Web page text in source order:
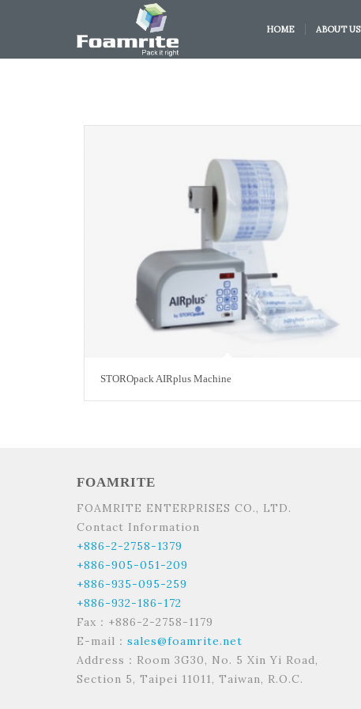
HOME ABOUT US
STOROpack AIRplus Machine
FOAMRITE
FOAMRITE ENTERPRISES CO., LTD.
Contact Information
+886-2-2758-1379
+886-905-051-209
+886-935-095-259
+886-932-186-172
Fax：+886-2-2758-1179
E-mail： sales@foamrite.net
Address：Room 3G30, No. 5 Xin Yi Road,
Section 5, Taipei 11011, Taiwan, R.O.C.